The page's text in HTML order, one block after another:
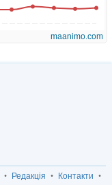
Редакція Контакти